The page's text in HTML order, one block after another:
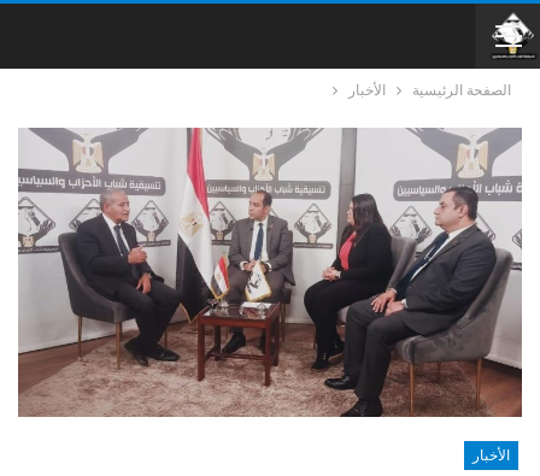
الصفحة الرئيسية الأخبار
الأخبار